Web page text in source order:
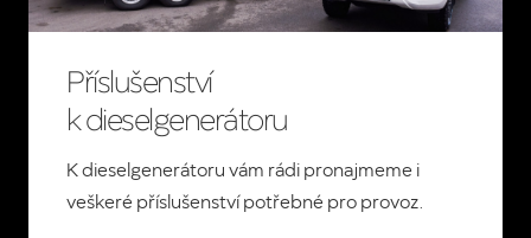
Příslušenství
k dieselgenerátoru
K dieselgenerátoru vám rádi pronajmeme i
veškeré příslušenství potřebné pro provoz.